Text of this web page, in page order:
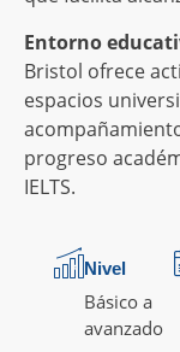
Entorno
Bristol ofrece
espacios
progreso
IELTS.
Nivel
Básico a
avanzado